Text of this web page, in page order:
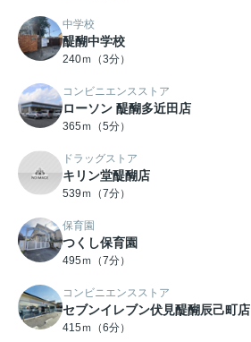
中学校
醍醐中学校
240ｍ（3分）
コンビニエンスストア
ローソン 醍醐多近田店
365ｍ（5分）
ドラッグストア
キリン堂醍醐店
539ｍ（7分）
保育園
つくし保育園
495ｍ（7分）
コンビニエンスストア
セブンイレブン伏見醍醐辰己町店
415ｍ（6分）